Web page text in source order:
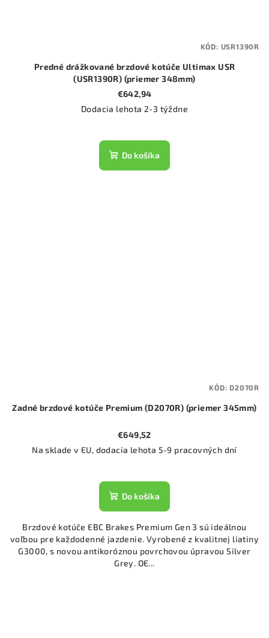
Predné drážkované brzdové kotúče Ultimax USR
(USR1390R) (priemer 348mm)
€642,94
Dodacia lehota 2-3 týždne
Do košíka
KÓD: USR1390R
Zadné brzdové kotúče Premium (D2070R) (priemer 345mm)
€649,52
Na sklade v EU, dodacia lehota 5-9 pracovných dní
Do košíka
Brzdové kotúče EBC Brakes Premium Gen 3 sú ideálnou
voľbou pre každodenné jazdenie. Vyrobené z kvalitnej liatiny
G3000, s novou antikoróznou povrchovou úpravou Silver
Grey. OE...
KÓD:D2070R